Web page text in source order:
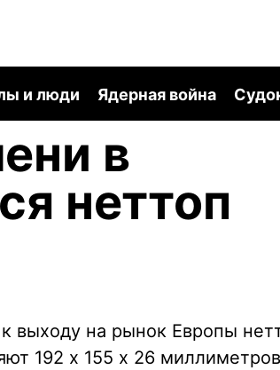
и люди Ядерная война
в
неттоп
к выходу на рынок Европы
192 х 155 х 26